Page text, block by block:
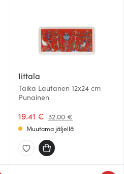
Iittala
Taika Lautanen 12x24 cm
Punainen
19.41 € 32.00 €
Muutama jäljellä